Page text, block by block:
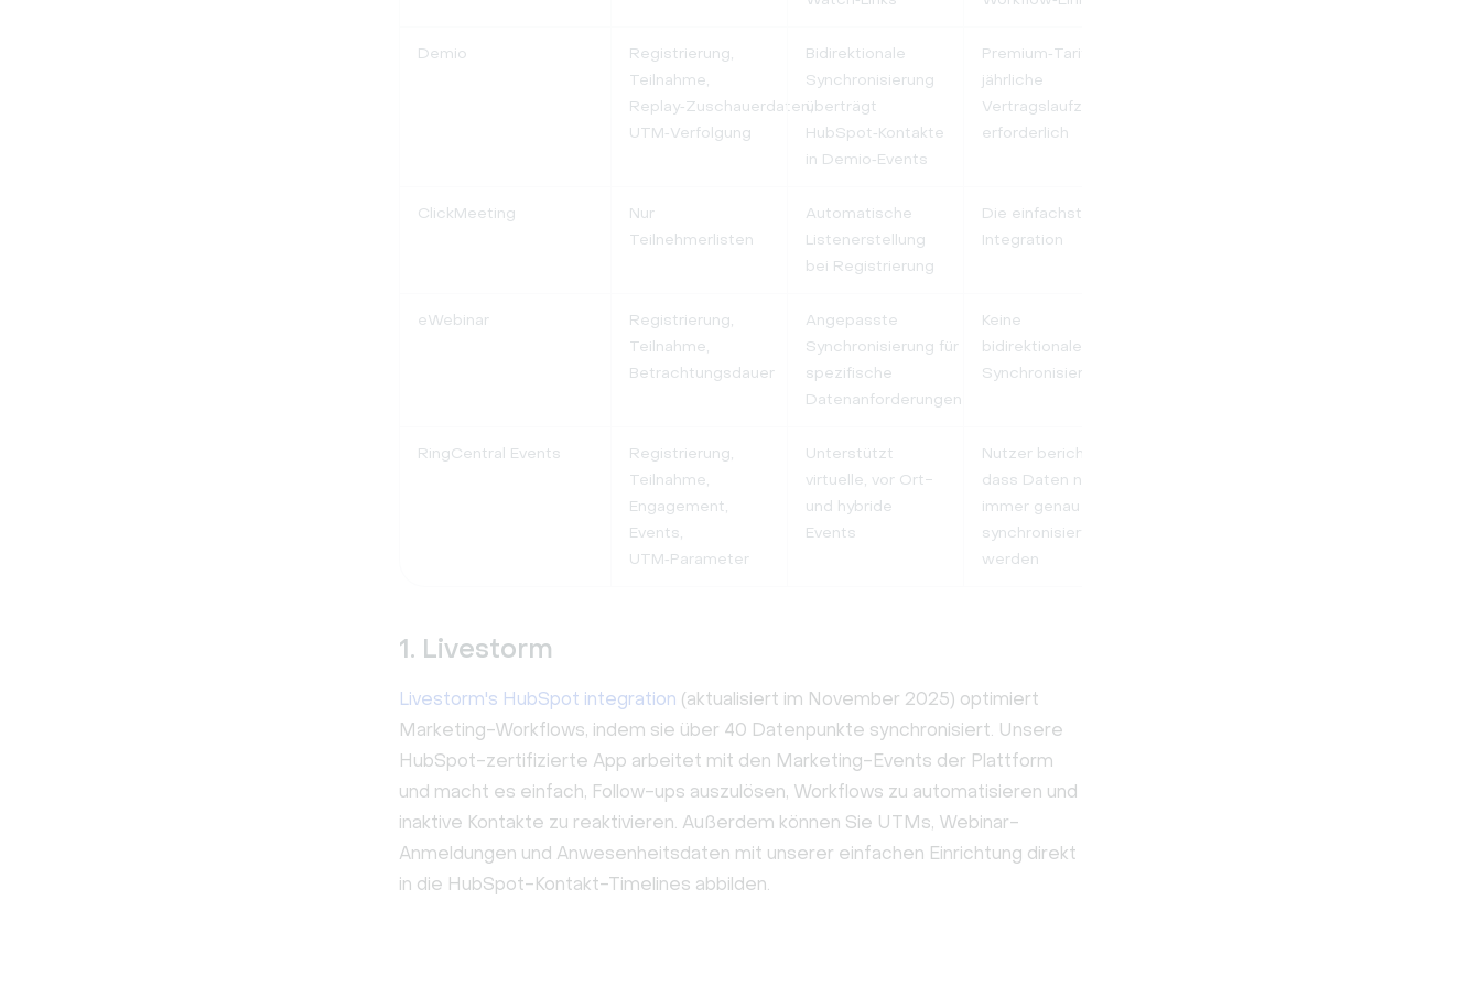
Demio
Registrierung,
Teilnahme,
Replay‑Zuschauerdaten,
UTM‑Verfolgung
Bidirektionale
Synchronisierung
überträgt
HubSpot‑Kontakte
in Demio‑Events
Premium‑Tarif und
jährliche
Vertragslaufzeit
erforderlich
ClickMeeting
Nur
Teilnehmerlisten
Automatische
Listenerstellung
bei Registrierung
Die einfachste
Integration
eWebinar
Registrierung,
Teilnahme,
Betrachtungsdauer
Angepasste
Synchronisierung für
spezifische
Datenanforderungen
Keine
bidirektionale
Synchronisierung
RingCentral Events
Registrierung,
Teilnahme,
Engagement,
Events,
UTM‑Parameter
Unterstützt
virtuelle, vor Ort-
und hybride
Events
Nutzer berichten,
dass Daten nicht
immer genau
synchronisiert
werden
1. Livestorm
Livestorm's HubSpot integration (aktualisiert im November 2025) optimiert
Marketing-Workflows, indem sie über 40 Datenpunkte synchronisiert. Unsere
HubSpot-zertifizierte App arbeitet mit den Marketing-Events der Plattform
und macht es einfach, Follow-ups auszulösen, Workflows zu automatisieren und
inaktive Kontakte zu reaktivieren. Außerdem können Sie UTMs, Webinar-
Anmeldungen und Anwesenheitsdaten mit unserer einfachen Einrichtung direkt
in die HubSpot-Kontakt-Timelines abbilden.